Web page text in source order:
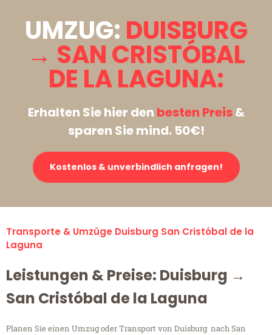
UMZUG: DUISBURG
→ SAN CRISTÓBAL
DE LA LAGUNA:
Erhalten Sie hier den besten Preis&
sparen Sie mind. 50€!
Kostenlos & unverbindlich anfragen!
Transporte & Umzüge Duisburg San Cristóbal de la
Laguna
Leistungen & Preise: Duisburg →
San Cristóbal de la Laguna
Planen Sie einen Umzug oder Transport von Duisburg nach San